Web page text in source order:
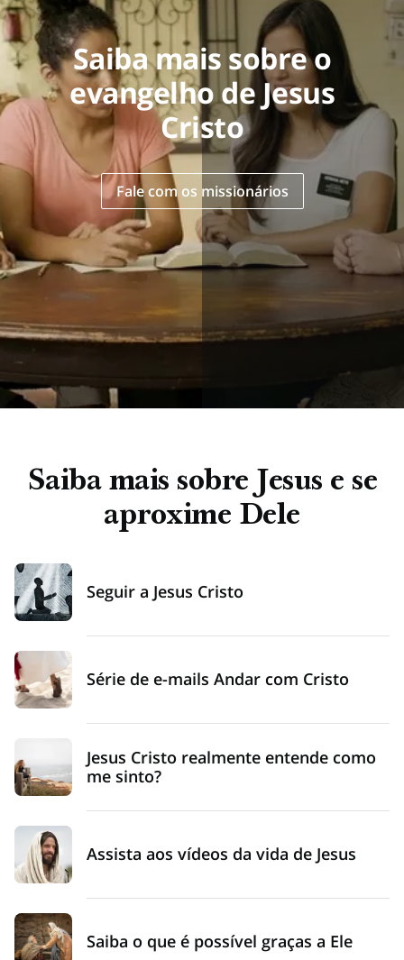
Saiba mais sobre o
evangelho de Jesus
Cristo
Fale com os missionários
Saiba mais sobre Jesus e se
aproxime Dele
Seguir a Jesus Cristo
Série de e-mails Andar com Cristo
Jesus Cristo realmente entende como
me sinto?
Assista aos vídeos da vida de Jesus
Saiba o que é possível graças a Ele